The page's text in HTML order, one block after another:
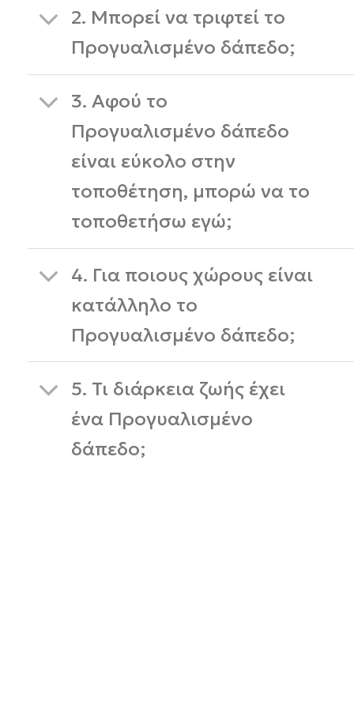
2. Μπορεί να τριφτεί το
Προγυαλισμένο δάπεδο;
3. Αφού το
Προγυαλισμένο δάπεδο
είναι εύκολο στην
τοποθέτηση, μπορώ να το
τοποθετήσω εγώ;
4. Για ποιους χώρους είναι
κατάλληλο το
Προγυαλισμένο δάπεδο;
5. Τι διάρκεια ζωής έχει
ένα Προγυαλισμένο
δάπεδο;